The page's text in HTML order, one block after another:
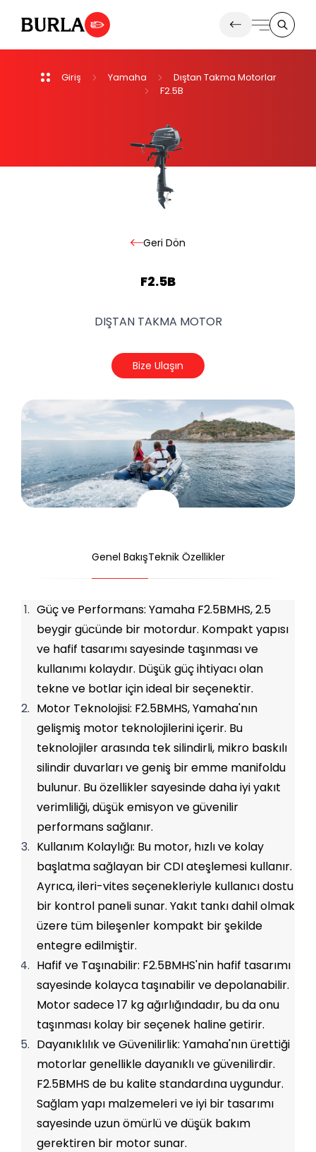
Ürünlerimiz
Giriş Yamaha Dıştan Takma Motorlar
F2.5B
Geri Dön
F2.5B
DIŞTAN TAKMA MOTOR
Bize Ulaşın
Genel BakışTeknik Özellikler
Güç ve Performans: Yamaha F2.5BMHS, 2.5
beygir gücünde bir motordur. Kompakt yapısı
ve hafif tasarımı sayesinde taşınması ve
kullanımı kolaydır. Düşük güç ihtiyacı olan
tekne ve botlar için ideal bir seçenektir.
Motor Teknolojisi: F2.5BMHS, Yamaha'nın
gelişmiş motor teknolojilerini içerir. Bu
teknolojiler arasında tek silindirli, mikro baskılı
silindir duvarları ve geniş bir emme manifoldu
bulunur. Bu özellikler sayesinde daha iyi yakıt
verimliliği, düşük emisyon ve güvenilir
performans sağlanır.
Kullanım Kolaylığı: Bu motor, hızlı ve kolay
başlatma sağlayan bir CDI ateşlemesi kullanır.
Ayrıca, ileri-vites seçenekleriyle kullanıcı dostu
bir kontrol paneli sunar. Yakıt tankı dahil olmak
üzere tüm bileşenler kompakt bir şekilde
entegre edilmiştir.
Hafif ve Taşınabilir: F2.5BMHS'nin hafif tasarımı
sayesinde kolayca taşınabilir ve depolanabilir.
Motor sadece 17 kg ağırlığındadır, bu da onu
taşınması kolay bir seçenek haline getirir.
Dayanıklılık ve Güvenilirlik: Yamaha'nın ürettiği
motorlar genellikle dayanıklı ve güvenilirdir.
F2.5BMHS de bu kalite standardına uygundur.
Sağlam yapı malzemeleri ve iyi bir tasarımı
sayesinde uzun ömürlü ve düşük bakım
gerektiren bir motor sunar.